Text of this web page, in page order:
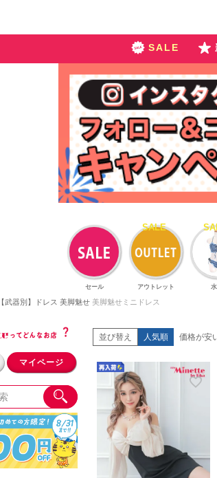
SALE
セール アウトレット
【武器別】ドレス 美脚魅せ 美脚魅せミニドレス
マイページ
並び替え 人気順 価格が安